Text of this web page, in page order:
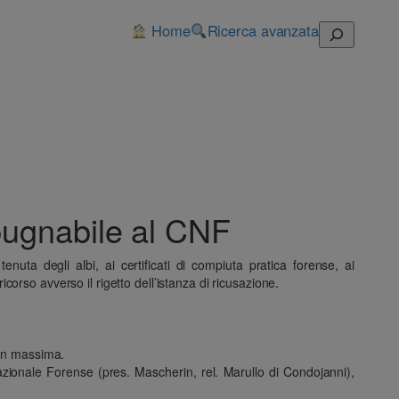
Home Ricerca avanzata Cerca
al CNF
degli albi, ai certificati di compiuta pratica forense, ai
avverso il rigetto dell’istanza di ricusazione.
massima.
Forense (pres. Mascherin, rel. Marullo di Condojanni),